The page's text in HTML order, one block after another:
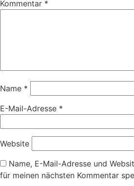
Kommentar *
Name *
E-Mail-Adresse *
Website
Name, E-Mail-Adresse und
für meinen nächsten Kommentar